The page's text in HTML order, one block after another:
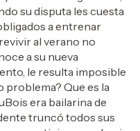
su disputa les cuesta
a entrenar
al verano no
a su nueva
le resulta imposible
problema? Que es la
era bailarina de
truncó todos sus